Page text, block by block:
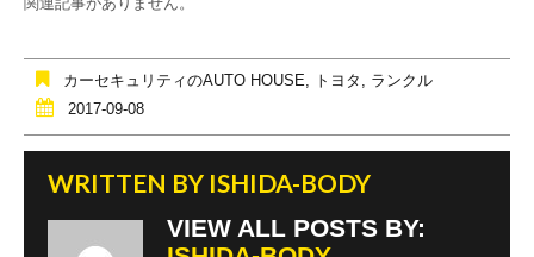
o
o
k
カーセキュリティのAUTO HOUSE, トヨタ , ランクル
2017-09-08
WRITTEN BY ISHIDA-BODY
VIEW ALL POSTS BY: